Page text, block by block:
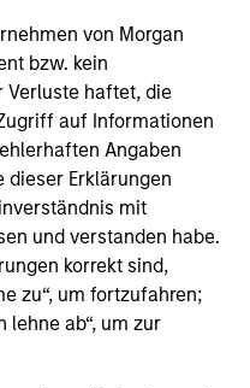
von Morgan
bzw. kein
Verluste haftet, die
auf Informationen
Angaben
dieser Erklärungen
mit
und verstanden habe.
korrekt sind,
zu“, um fortzufahren;
lehne ab“, um zur
permitting
from
to the United
in 2025. But as